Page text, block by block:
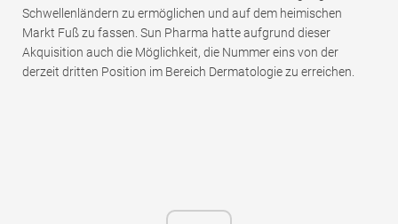
Schwellenländern zu ermöglichen und auf dem heimischen
Markt Fuß zu fassen. Sun Pharma hatte aufgrund dieser
Akquisition auch die Möglichkeit, die Nummer eins von der
derzeit dritten Position im Bereich Dermatologie zu erreichen.